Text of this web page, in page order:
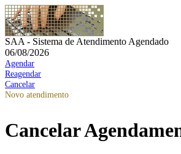
SAA - Sistema de Atendimento Agendado
06/08/2026
Agendar
Reagendar
Cancelar
Novo atendimento
Cancelar